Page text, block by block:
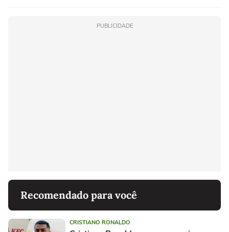
PUBLICIDADE
Recomendado para você
CRISTIANO RONALDO